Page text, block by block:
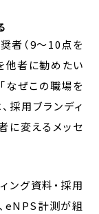
者（9〜10点を
他者に勧めたい
なぜこの職場を
採用ブランディ
に変えるメッセ
ング資料・採用
eNPS計測が組